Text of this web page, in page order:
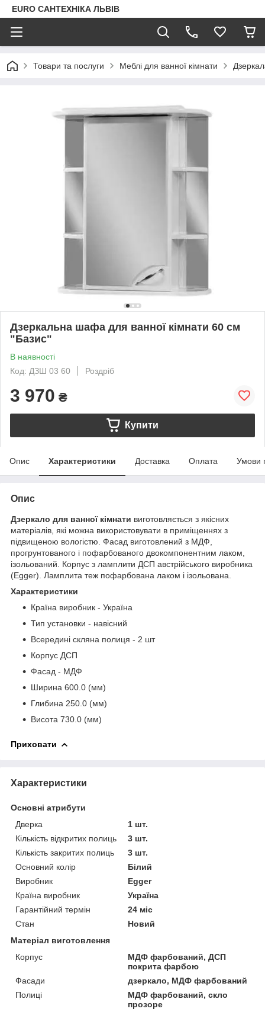
EURO САНТЕХНІКА ЛЬВІВ
Товари та послуги Меблі для ванної кімнати
Дзеркальна шафа для ванної кімнати 60 см
"Базис"
В наявності
Код: ДЗШ 03 60
Роздріб
3 970 ₴
Купити
Опис Характеристики Доставка Оплата Умови
Опис
Дзеркало для ванної кімнати виготовляється з якісних
матеріалів, які можна використовувати в приміщеннях з
підвищеною вологістю. Фасад виготовлений з МДФ,
прогрунтованого і пофарбованого двокомпонентним лаком,
ізольований. Корпус з ламплити ДСП австрійського виробника
(Egger). Ламплита теж пофарбована лаком і ізольована.
Характеристики
Країна виробник - Україна
Тип установки - навісний
Всередині скляна полиця - 2 шт
Корпус ДСП
Фасад - МДФ
Ширина 600.0 (мм)
Глибина 250.0 (мм)
Висота 730.0 (мм)
Приховати
Характеристики
Основні атрибути
Дверка
1 шт.
Кількість відкритих полиць
3 шт.
Кількість закритих полиць
3 шт.
Основний колір
Білий
Виробник
Egger
Країна виробник
Україна
Гарантійний термін
24 міс
Стан
Новий
Матеріал виготовлення
Корпус
МДФ фарбований, ДСП
покрита фарбою
Фасади
дзеркало, МДФ фарбований
Полиці
МДФ фарбований, скло
прозоре